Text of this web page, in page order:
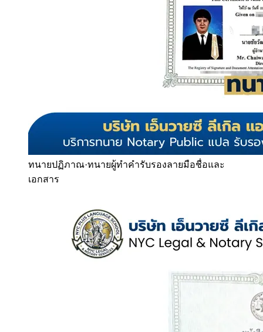
ทนายปฏิภาณ·ทนายผู้ทำคำรับรองลายมือชื่อและ
เอกสาร